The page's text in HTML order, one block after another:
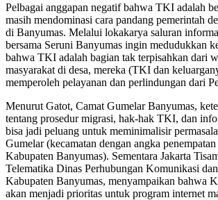
Pelbagai anggapan negatif bahwa TKI adalah
masih mendominasi cara pandang pemerintah
di Banyumas. Melalui lokakarya saluran
bersama Seruni Banyumas ingin medudukkan
bahwa TKI adalah bagian tak terpisahkan dari
masyarakat di desa, mereka (TKI dan
memperoleh pelayanan dan perlindungan dari
Menurut Gatot, Camat Gumelar Banyumas,
tentang prosedur migrasi, hak-hak TKI, dan
bisa jadi peluang untuk meminimalisir
Gumelar (kecamatan dengan angka
Kabupaten Banyumas). Sementara Jakarta
Telematika Dinas Perhubungan Komunikasi
Kabupaten Banyumas, menyampaikan bahwa
akan menjadi prioritas untuk program internet